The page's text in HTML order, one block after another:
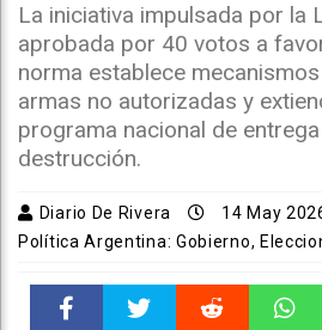
La iniciativa impulsada por la
aprobada por 40 votos a
norma establece
armas no autorizadas y
programa nacional de
destrucción.
Diario De Rivera 14 May
Política Argentina: Gobierno,